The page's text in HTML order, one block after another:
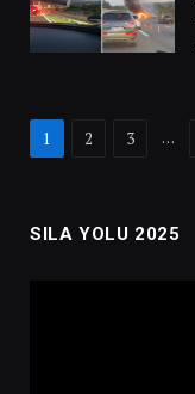
1 2 3 …
SILA YOLU 2025